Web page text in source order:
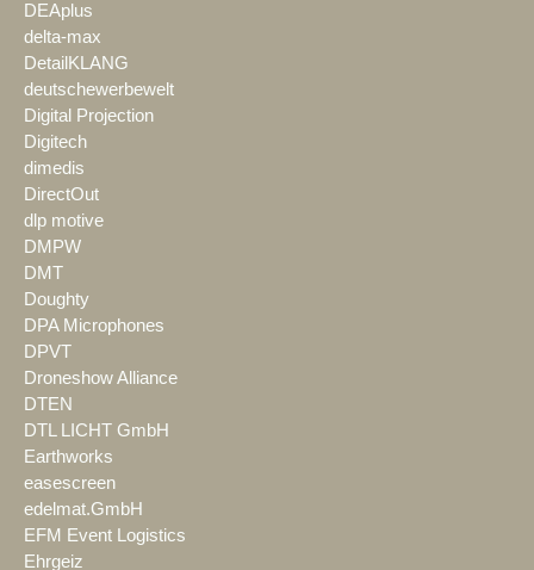
DEAplus
delta-max
DetailKLANG
deutschewerbewelt
Digital Projection
Digitech
dimedis
DirectOut
dlp motive
DMPW
DMT
Doughty
DPA Microphones
DPVT
Droneshow Alliance
DTEN
DTL LICHT GmbH
Earthworks
easescreen
edelmat.GmbH
EFM Event Logistics
Ehrgeiz